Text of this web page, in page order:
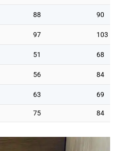
88
90
97
103
51
68
56
84
63 69
75 84